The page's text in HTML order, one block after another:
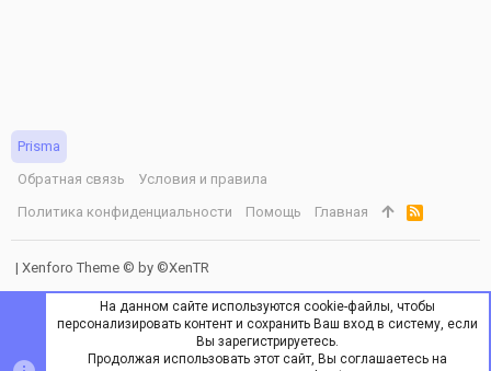
Prisma
Обратная связь
Условия и правила
Политика конфиденциальности
Помощь Главная
R
S
S
| Xenforo Theme © by ©XenTR
На данном сайте используются cookie-файлы, чтобы
персонализировать контент и сохранить Ваш вход в систему, если
Вы зарегистрируетесь.
Продолжая использовать этот сайт, Вы соглашаетесь на